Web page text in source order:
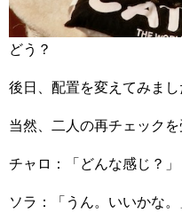
どう？
後日、配置を変えてみまし
当然、二人の再チェックを
チャロ：「どんな感じ？」
ソラ：「うん。いいかな。